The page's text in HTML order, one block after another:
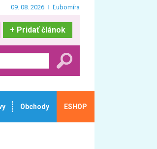
09. 08. 2026 Ľubomíra
+ Pridať článok
Obchody ESHOP